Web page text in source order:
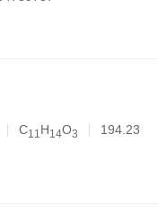
C1 1 H1 4O3 194.23